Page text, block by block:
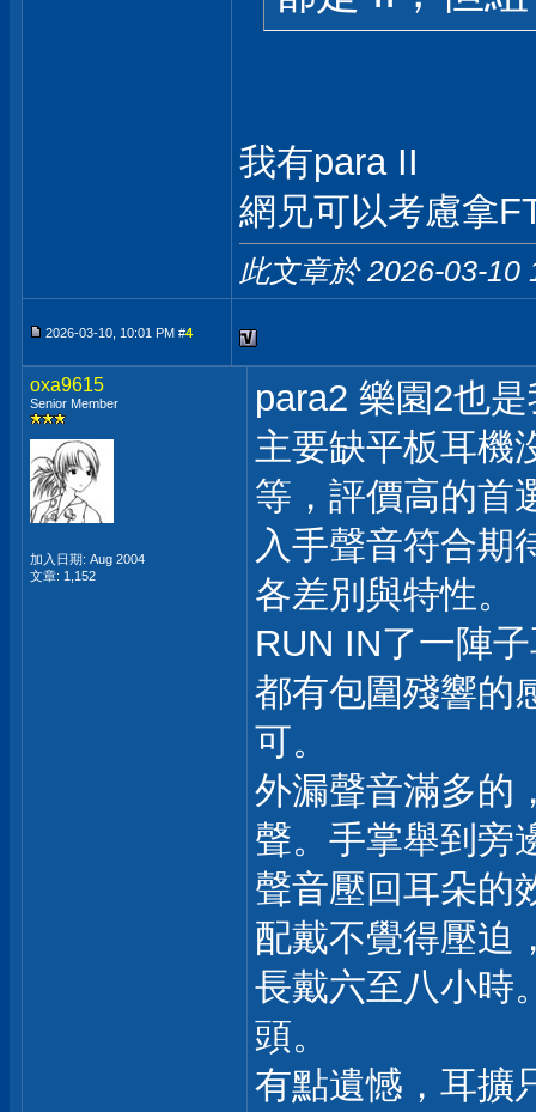
我有para II
網兄可以考慮拿
此文章於 2026-03-10
2026-03-10, 10:01 PM #4
oxa9615
Senior Member
加入日期: Aug 2004
文章: 1,152
para2 樂園2也
主要缺平板耳機
等，評價高的首
入手聲音符合期
各差別與特性。
RUN IN了一陣
都有包圍殘響的
可。
外漏聲音滿多的
聲。手掌舉到旁
聲音壓回耳朵的
配戴不覺得壓迫
長戴六至八小時
頭。
有點遺憾，耳擴